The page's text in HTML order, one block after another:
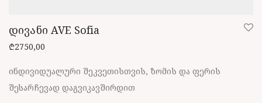
დივანი AVE Sofia
₾2750,00
ინდივიდუალური შეკვეთისთვის, ზომის და ფერის
შესარჩევად დაგვიკავშირდით